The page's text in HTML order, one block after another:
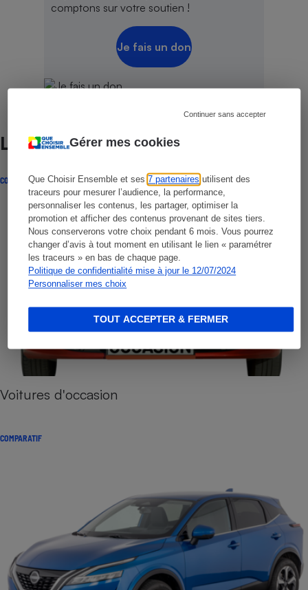
Gérer mes cookies
Que Choisir Ensemble et ses7 partenaires utilisent des
traceurs pour mesurer l’audience, la performance,
personnaliser les contenus, les partager, optimiser la
promotion et afficher des contenus provenant de sites tiers.
Nous conserverons votre choix pendant 6 mois. Vous pourrez
changer d’avis à tout moment en utilisant le lien « paramétrer
les traceurs » en bas de chaque page.
Politique de confidentialité mise à jour le 12/07/2024
Personnaliser mes choix
Continuer sans accepter
TOUT ACCEPTER & FERMER
comptons sur votre soutien !
Je fais un don
Lire aussi
COMPARATIF
Voitures d'occasion
COMPARATIF